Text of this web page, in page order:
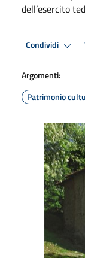
dell’esercito
Condividi
Argomenti:
Patrimonio